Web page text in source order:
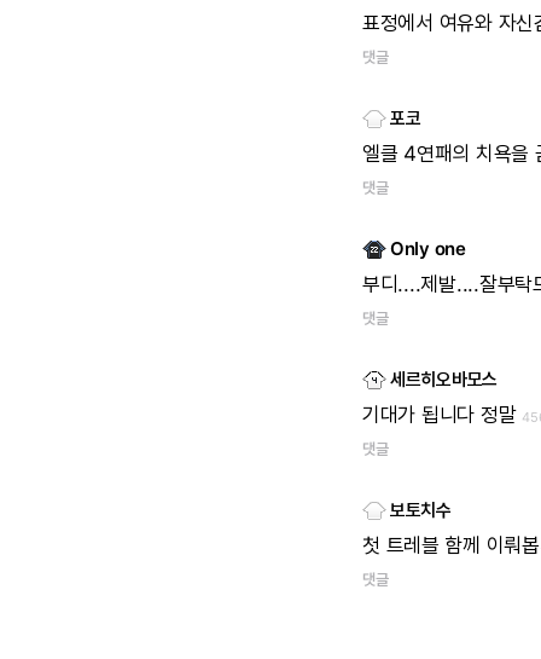
표정에서 여유와 자신
댓글
포코
엘클 4연패의 치욕을
댓글
Only one
부디....제발....잘부탁
댓글
세르히오바모스
기대가 됩니다 정말
댓글
보토치수
첫 트레블 함께 이뤄
댓글